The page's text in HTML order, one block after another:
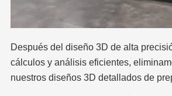
Después del diseño 3D de alta
cálculos y análisis eficientes,
nuestros diseños 3D detallados de